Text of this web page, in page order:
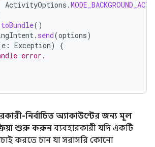
ActivityOptions .
toBundle()
. send(options)
e : Exception)
{
error.
নির্বাচিত অ্যাকাউন্টের জন্য মূল
শুরু করুনব্যবহারকারী যদি একটি
করতে চান যা সরাসরি কোনো